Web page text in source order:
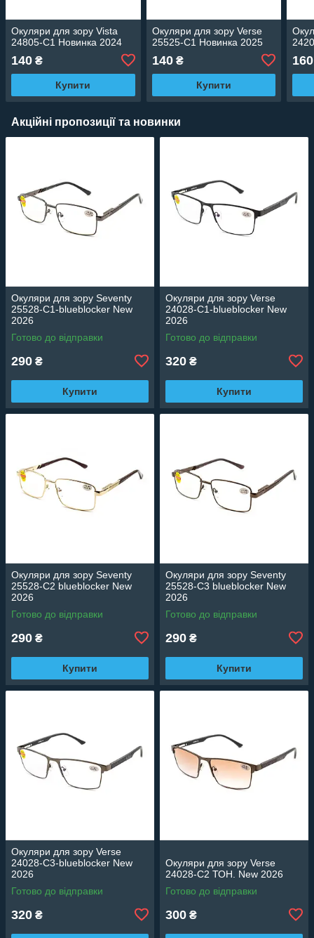
Окуляри для зору Vista
24805-C1 Новинка 2024
140 ₴
Купити
Окуляри для зору Verse
25525-C1 Новинка 2025
140₴
Купити
160
Акційні пропозиції та новинки
Окуляри для зору Seventy
25528-C1-blueblocker New
2026
Готово до відправки
290 ₴
Купити
Окуляри для зору Verse
24028-C1-blueblocker New
2026
Готово до відправки
320 ₴
Купити
Окуляри для зору Seventy
25528-C2 blueblocker New
2026
Готово до відправки
290 ₴
Купити
Окуляри для зору Seventy
25528-C3 blueblocker New
2026
Готово до відправки
290 ₴
Купити
Окуляри для зору Verse
24028-C3-blueblocker New
2026
Готово до відправки
320 ₴
Окуляри для зору Verse
24028-C2 ТОН. New 2026
Готово до відправки
300 ₴